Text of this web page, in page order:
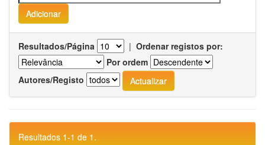
Resultados/Página | Ordenar registos por:
Por ordem
Autores/Registo
Resultados 1-1 de 1.